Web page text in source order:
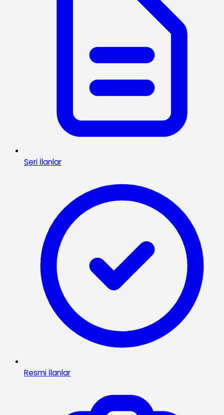
Seri İlanlar
Resmi İlanlar